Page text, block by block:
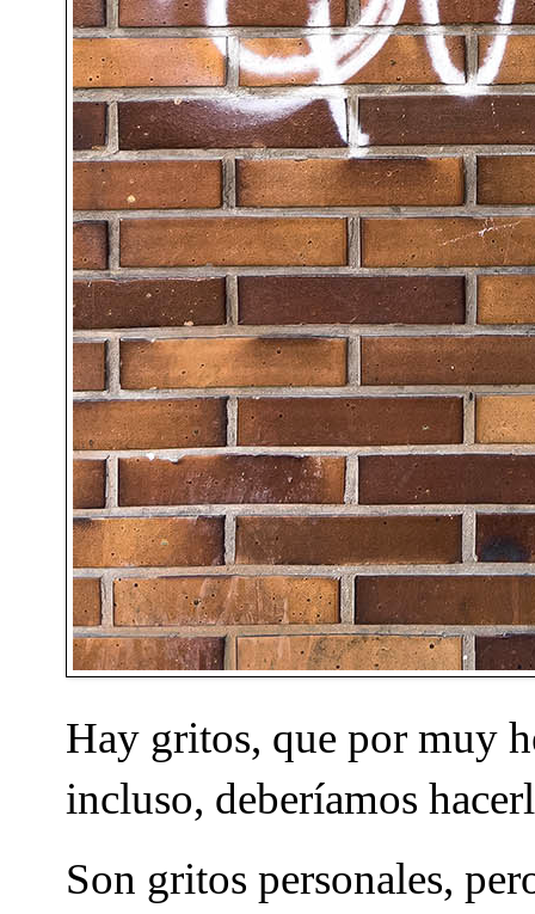
Hay gritos, que por muy
incluso, deberíamos
Son gritos personales,